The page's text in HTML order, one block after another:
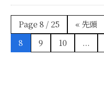
Page 8 / 25 « 先頭
8
9 10 ...